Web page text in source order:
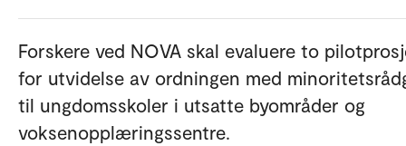
Forskere ved NOVA skal evaluere to
for utvidelse av ordningen med
til ungdomsskoler i utsatte byområder og
voksenopplæringssentre.